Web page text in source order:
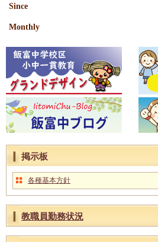
Since
Monthly
掲示板
各種基本方針
教職員勤務状況